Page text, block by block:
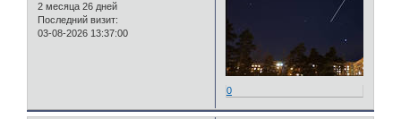
2 месяца 26 дней
Последний визит:
03-08-2026 13:37:00
0